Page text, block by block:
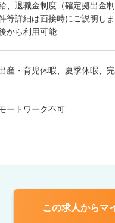
、退職金制度（確定拠出金
詳細は面接時にご説明し
から利用可能
産・育児休暇、夏季休暇、
ートワーク不可
この求人からマ